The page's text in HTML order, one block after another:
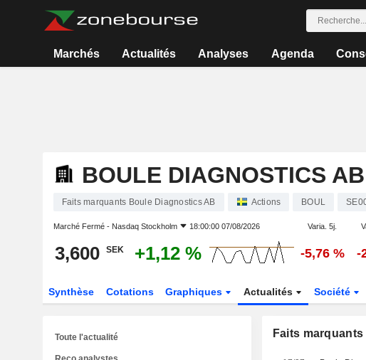
Marchés Actualités Analyses Agenda
BOULE DIAGNOSTICS AB
Faits marquants Boule Diagnostics AB Actions BOUL
Marché Fermé - Nasdaq Stockholm 18:00:00 07/08/2026 Varia. 5j.
3,600 SEK +1,12 % -5,76 % -
Synthèse Cotations Graphiques Actualités Société
Faits marquants
Toute l'actualité